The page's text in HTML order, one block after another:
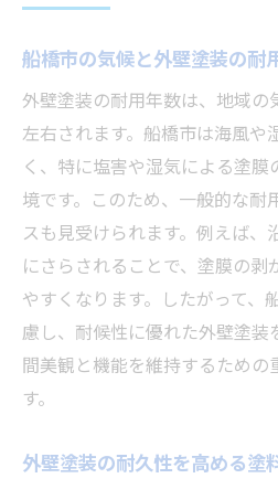
船橋市の気候と外壁塗装の耐
外壁塗装の耐用年数は、地域の
左右されます。船橋市は海風や
く、特に塩害や湿気による塗
境です。このため、一般的な耐
スも見受けられます。例えば、
にさらされることで、塗膜の剥
やすくなります。したがって、
慮し、耐候性に優れた外壁塗
間美観と機能を維持するための
す。
外壁塗装の耐久性を高める塗